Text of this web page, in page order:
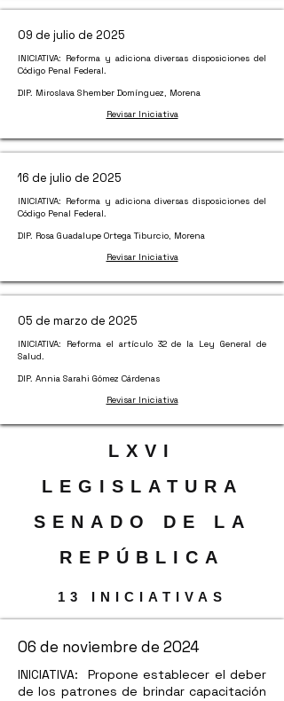
09 de julio de 2025
INICIATIVA: Reforma y adiciona diversas disposiciones del
Código Penal Federal.
DIP. Miroslava Shember Domínguez, Morena
Revisar Iniciativa
16 de julio de 2025
INICIATIVA: Reforma y adiciona diversas disposiciones del
Código Penal Federal.
DIP. Rosa Guadalupe Ortega Tiburcio, Morena
Revisar Iniciativa
05 de marzo de 2025
INICIATIVA: Reforma el artículo 32 de la Ley General de
Salud.
DIP. Annia Sarahi Gómez Cárdenas
Revisar Iniciativa
LXVI
LEGISLATURA
SENADO DE LA
REPÚBLICA
13 INICIATIVAS
06 de noviembre de 2024
INICIATIVA: Propone establecer el deber
de los patrones de brindar capacitación